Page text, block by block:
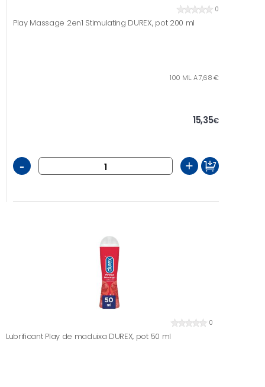
0
Play Massage 2en1 Stimulating DUREX, pot 200 ml
100 ML. A 7,68 €
15,35€
- +
0
Lubrificant Play de maduixa DUREX, pot 50 ml